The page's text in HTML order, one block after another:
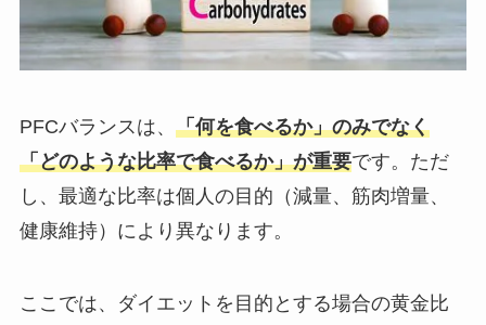
PFCバランスは、 「何を食べるか」のみでなく
「どのような比率で食べるか」が重要です。ただ
し、最適な比率は個人の目的（減量、筋肉増量、
健康維持）により異なります。
ここでは、ダイエットを目的とする場合の黄金比